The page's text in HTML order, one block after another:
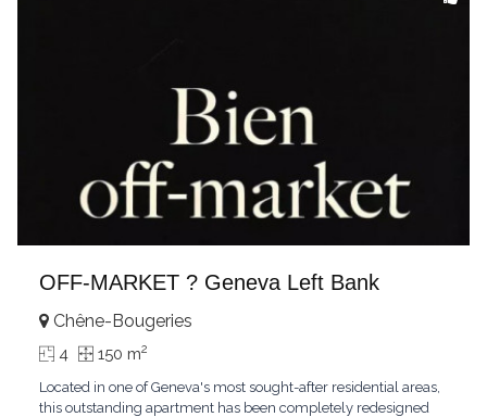
OFF-MARKET ? Geneva Left Bank
Chêne-Bougeries
4 150 m2
Located in one of Geneva's most sought-after residential areas,
this outstanding apartment has been completely redesigned